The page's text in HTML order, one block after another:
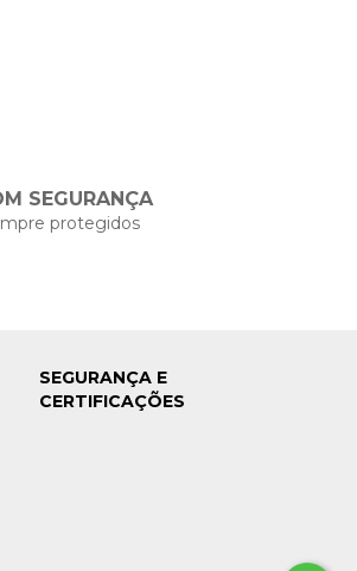
SEGURANÇA
protegidos
SEGURANÇA E
CERTIFICAÇÕES